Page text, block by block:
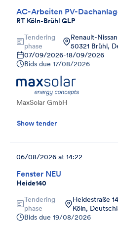
AC-Arbeiten PV-
RT Köln-Brühl GLP
Tendering
phase
Renault-
50321 Brühl,
07/09/2026-18/09/2026
Bids due 17/08/2026
MaxSolar GmbH
Show tender
Fenster NEU
Heide140
06/08/2026 at 14:22
Tendering
phase
Heidestraße
Köln,
Bids due 19/08/2026